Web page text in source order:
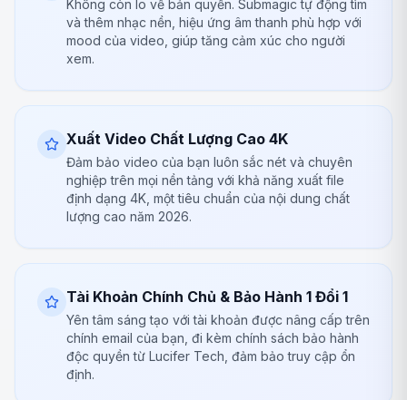
Không còn lo về bản quyền. Submagic tự động tìm
và thêm nhạc nền, hiệu ứng âm thanh phù hợp với
mood của video, giúp tăng cảm xúc cho người
xem.
Xuất Video Chất Lượng Cao 4K
Đảm bảo video của bạn luôn sắc nét và chuyên
nghiệp trên mọi nền tảng với khả năng xuất file
định dạng 4K, một tiêu chuẩn của nội dung chất
lượng cao năm 2026.
Tài Khoản Chính Chủ & Bảo Hành 1 Đổi 1
Yên tâm sáng tạo với tài khoản được nâng cấp trên
chính email của bạn, đi kèm chính sách bảo hành
độc quyền từ Lucifer Tech, đảm bảo truy cập ổn
định.